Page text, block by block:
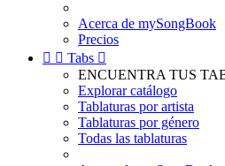
Acerca de mySongBook
Precios
  Tabs 
ENCUENTRA TUS
Explorar catálogo
Tablaturas por artista
Tablaturas por género
Todas las tablaturas